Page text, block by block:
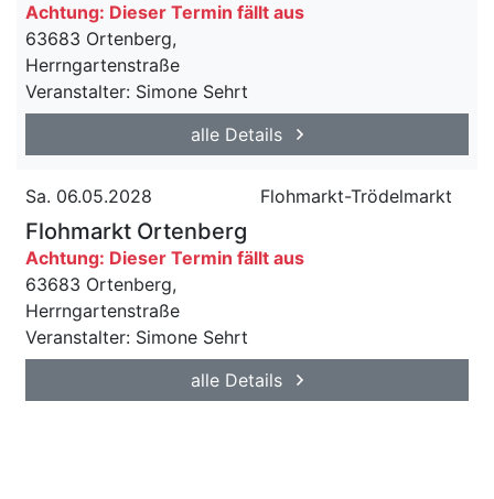
Achtung: Dieser Termin fällt aus
63683 Ortenberg,
Herrngartenstraße
Veranstalter: Simone Sehrt
alle Details
Sa. 06.05.2028 Flohmarkt-Trödelmarkt
Flohmarkt Ortenberg
Achtung: Dieser Termin fällt aus
63683 Ortenberg,
Herrngartenstraße
Veranstalter: Simone Sehrt
alle Details